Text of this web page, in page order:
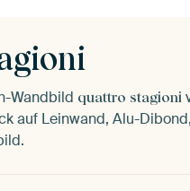
Wandbild quattro stagioni
auf Leinwand, Alu-